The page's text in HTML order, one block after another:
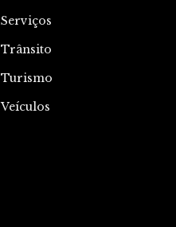
Serviços
Trânsito
Turismo
Veículos